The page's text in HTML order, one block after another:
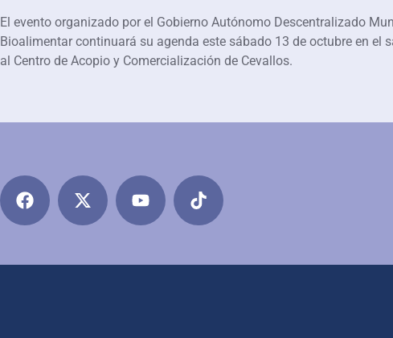
El evento organizado por el Gobierno Autónomo Descentralizado
Bioalimentar continuará su agenda este sábado 13 de octubre en el
al Centro de Acopio y Comercialización de Cevallos.